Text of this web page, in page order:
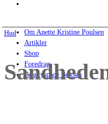
Om Anette Kristine Poulsen
Artikler
Shop
Foredrag
Beautyspace Boksen
Hud